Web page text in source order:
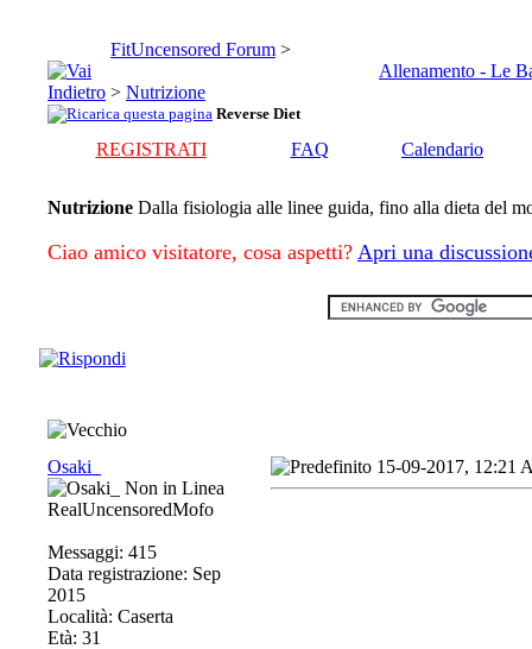
FitUncensored Forum >
Allenamento - Le
> Nutrizione
Reverse Diet
REGISTRATI FAQ Calendario
Nutrizione Dalla fisiologia alle linee guida, fino alla dieta del
Ciao amico visitatore, cosa aspetti? Apri una
Osaki_
RealUncensoredMofo
Messaggi: 415
Data registrazione: Sep
2015
Località: Caserta
Età: 31
15-09-2017, 12:21